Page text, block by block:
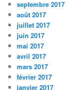
septembre 2017
août 2017
juillet 2017
juin 2017
mai 2017
avril 2017
mars 2017
février 2017
janvier 2017